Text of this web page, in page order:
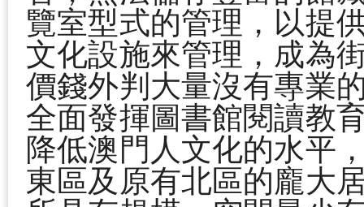
覽室型式的管理，以提
文化設施來管理，成為
價錢外判大量沒有專業
全面發揮圖書館閱讀教
降低澳門人文化的水平
東區及原有北區的龐大